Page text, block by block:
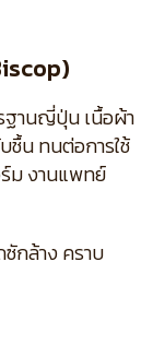
ฐานญี่ปุ่น เนื้อผ้า
ชื้น ทนต่อการใช้
ม งานแพทย์
กล้าง คราบ